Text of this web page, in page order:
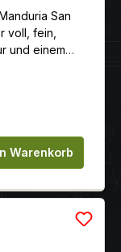
San
voll, fein,
und einem
Warenkorb